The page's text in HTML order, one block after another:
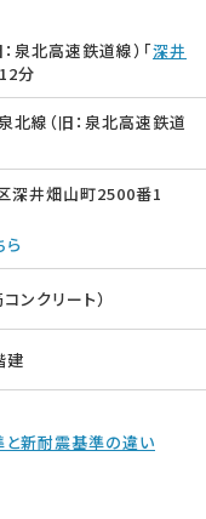
泉北高速鉄道線）「深井
分
北線（旧：泉北高速鉄道
深井畑山町2500番1
ら
ンクリート）
建
新耐震基準の違い